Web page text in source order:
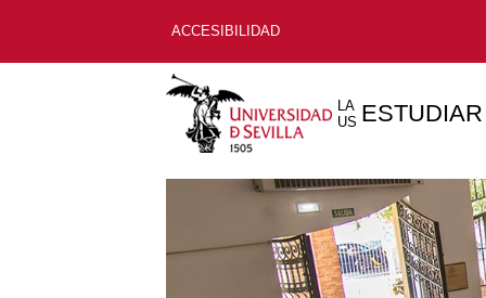
ACCESIBILIDAD
LA
US ESTUDIAR